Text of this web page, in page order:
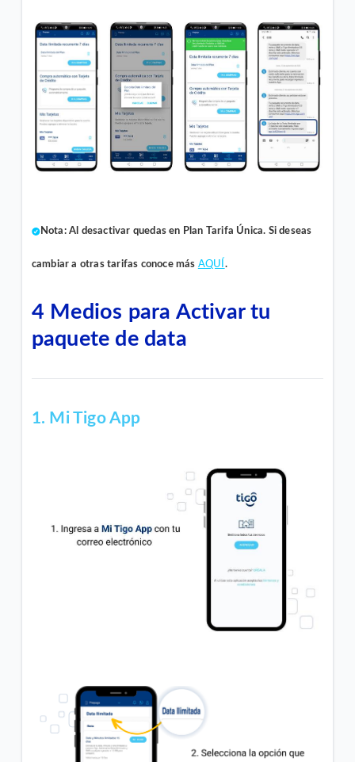
Nota: Al desactivar quedas en Plan Tarifa Única. Si deseas
cambiar a otras tarifas conoce más AQUÍ .
4 Medios para Activartu
paquete de data
1. Mi Tigo App